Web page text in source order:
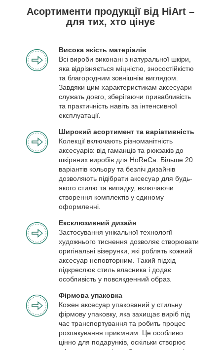
Асортименти продукції від HiArt –
для тих, хто цінує
Висока якість матеріалів
Всі вироби виконані з натуральної шкіри,
яка відрізняється міцністю, зносостійкістю
та благородним зовнішнім виглядом.
Завдяки цим характеристикам аксесуари
служать довго, зберігаючи привабливість
та практичність навіть за інтенсивної
експлуатації.
Широкий асортимент та варіативність
Колекції включають різноманітність
аксесуарів: від гаманців та рюкзаків до
шкіряних виробів для HoReCa. Більше 20
варіантів кольору та безліч дизайнів
дозволяють підібрати аксесуар для будь-
якого стилю та випадку, включаючи
створення комплектів у єдиному
оформленні.
Ексклюзивний дизайн
Застосування унікальної технології
художнього тиснення дозволяє створювати
оригінальні візерунки, які роблять кожний
аксесуар неповторним. Такий підхід
підкреслює стиль власника і додає
особливість у повсякденний образ.
Фірмова упаковка
Кожен аксесуар упакований у стильну
фірмову упаковку, яка захищає виріб під
час транспортування та робить процес
розпакування приємним. Це особливо
цінно для подарунків, оскільки створює